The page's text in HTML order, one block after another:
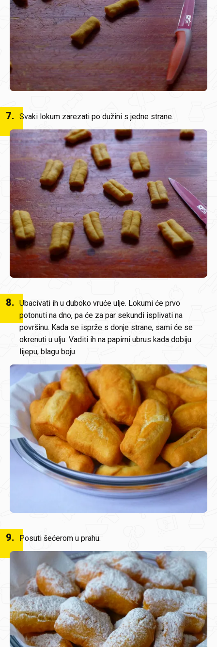
7. Svaki lokum zarezati po dužini s jedne strane.
8. Ubacivati ih u duboko vruće ulje. Lokumi će prvo
potonuti na dno, pa će za par sekundi isplivati na
površinu. Kada se isprže s donje strane, sami će se
okrenuti u ulju. Vaditi ih na papirni ubrus kada dobiju
lijepu, blagu boju.
9. Posuti šećerom u prahu.